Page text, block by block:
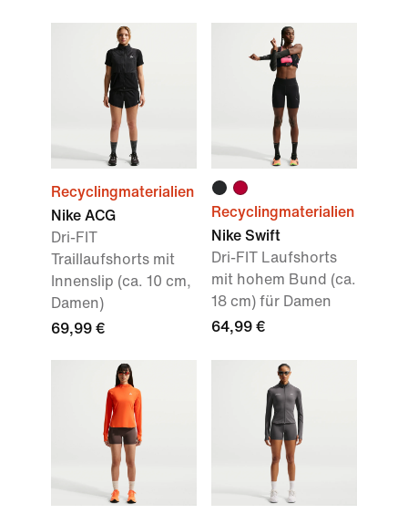
Recyclingmaterialien
Nike ACG
Dri-FIT
Traillaufshorts mit
Innenslip (ca. 10 cm,
Damen)
69,99 €
Recyclingmaterialien
Nike Swift
Dri-FIT Laufshorts
mit hohem Bund (ca.
18 cm) für Damen
64,99 €